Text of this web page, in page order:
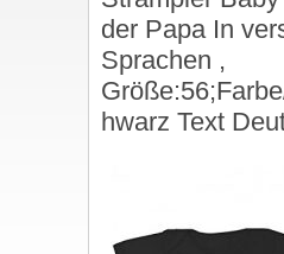
der Papa In
Sprachen ,
hwarz Text